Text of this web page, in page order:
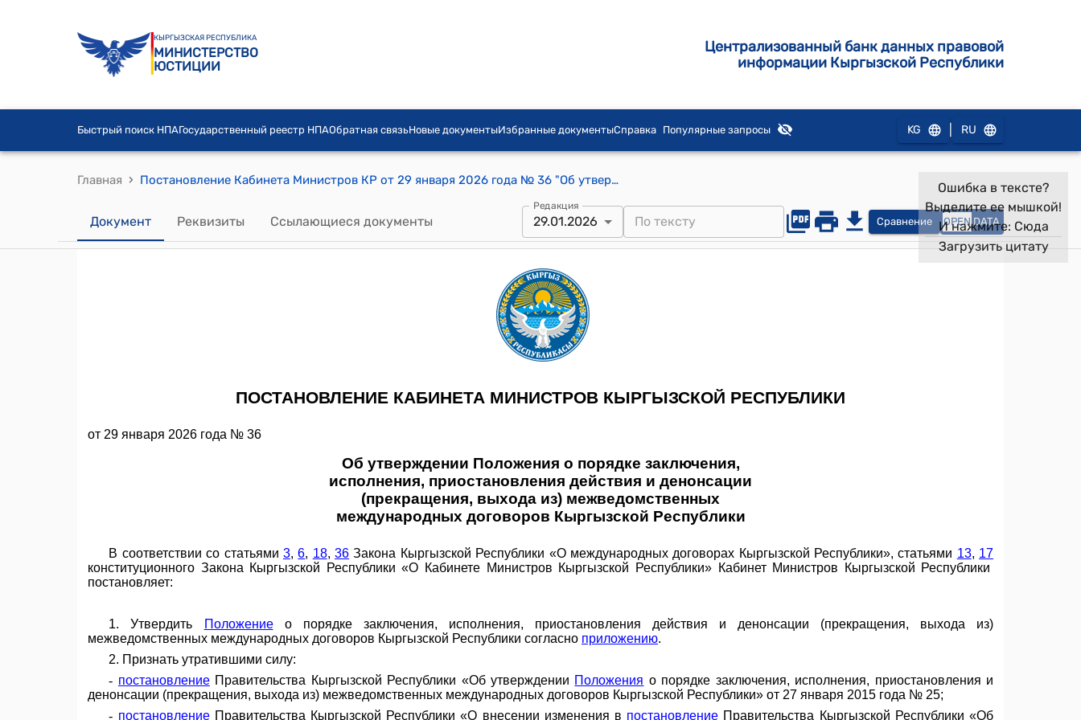
КЫРГЫЗСКАЯ РЕСПУБЛИКА
МИНИСТЕРСТВО
ЮСТИЦИИ
Централизованный банк данных правовой
информации Кыргызской Республики
Быстрый поиск НПАГосударственный реестр НПАОбратная связьНовые документыИзбранные документыСправка Популярные запросы KG RU
Главная › Постановление Кабинета Министров КР от 29 января 2026 года № 36 "Об утверждении Положения о порядке заключения, исполнения, приостановления действия и денонсации (прекращения, выхода из) межведомственных международных договоров Кыргызской Республики"
Документ Реквизиты Ссылающиеся документы
Редакция
29.01.2026 Сравнение OPEN DATA
Ошибка в тексте?
Выделите ее мышкой!
И нажмите: Сюда
Загрузить цитату